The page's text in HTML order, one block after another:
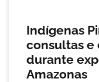
Indígenas
consultas e
durante
Amazonas